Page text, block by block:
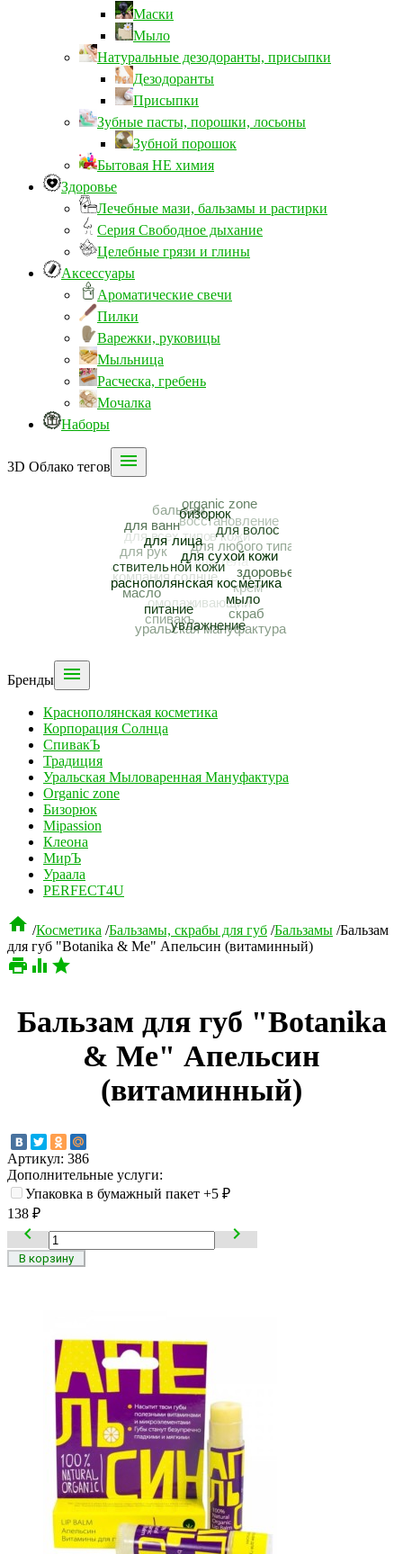
Маски
Мыло
Натуральные дезодоранты, присыпки
Дезодоранты
Присыпки
Зубные пасты, порошки, лосьоны
Зубной порошок
Бытовая НЕ химия
Здоровье
Лечебные мази, бальзамы и растирки
Серия Свободное дыхание
Целебные грязи и глины
Аксессуары
Ароматические свечи
Пилки
Варежки, руковицы
Мыльница
Расческа, гребень
Мочалка
Наборы
3D Облако тегов 
Бренды 
Краснополянская косметика
Корпорация Солнца
СпивакЪ
Традиция
Уральская Мыловаренная Мануфактура
Organic zone
Бизорюк
Mipassion
Клеона
МирЪ
Ураала
PERFECT4U
 /Косметика /Бальзамы, скрабы для губ /Бальзамы /Бальзам
для губ "Botanika & Me" Апельсин (витаминный)
  
Бальзам для губ "Botanika
& Me" Апельсин
(витаминный)
Артикул: 386
Дополнительные услуги:
Упаковка в бумажный пакет +5 ₽
138 ₽
 